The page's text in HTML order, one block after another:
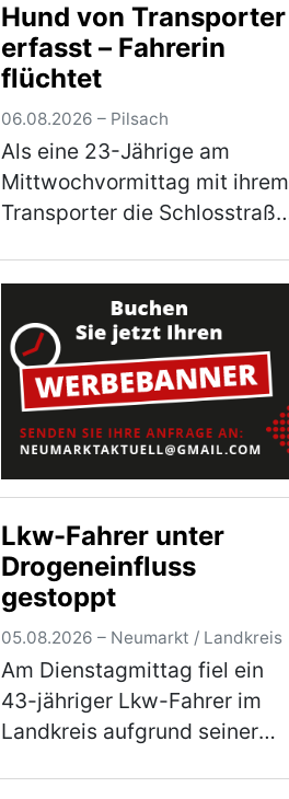
JURA‑Volksfest ein. Am
Mittwoch, den 12. August
2026, ist es ab 12 Uhr wieder
so weit. Er…(mehr)
Hund von Transporter
erfasst – Fahrerin
flüchtet
06.08.2026 – Pilsach
Als eine 23-Jährige am
Mittwochvormittag mit ihrem
Transporter die Schlosstraße
eines Hundes. Dieser war mit
seiner 33-jährigen Besitzerin
auf der …(mehr)
Lkw-Fahrer unter
Drogeneinfluss
gestoppt
05.08.2026 – Neumarkt / Landkreis
Am Dienstagmittag fiel ein
43-jähriger Lkw-Fahrer im
Landkreis aufgrund seiner